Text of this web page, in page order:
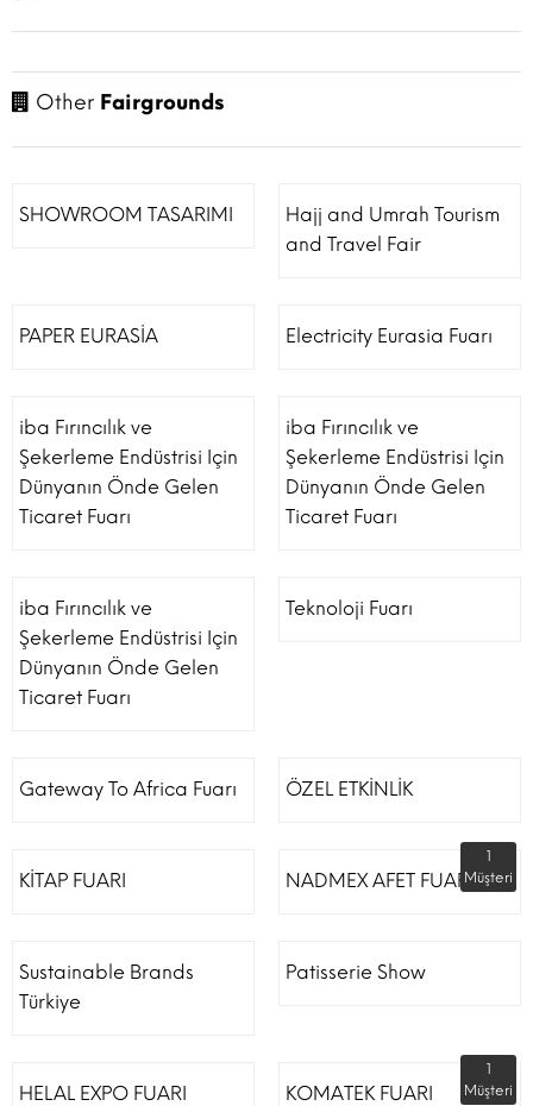
Other Fairgrounds
SHOWROOM TASARIMI
Hajj and Umrah Tourism
and Travel Fair
PAPER EURASİA Electricity Eurasia Fuarı
iba Fırıncılık ve
Şekerleme Endüstrisi Için
Dünyanın Önde Gelen
Ticaret Fuarı
iba Fırıncılık ve
Şekerleme Endüstrisi Için
Dünyanın Önde Gelen
Ticaret Fuarı
iba Fırıncılık ve
Şekerleme Endüstrisi Için
Dünyanın Önde Gelen
Ticaret Fuarı
Teknoloji Fuarı
Gateway To Africa Fuarı ÖZEL ETKİNLİK
KİTAP FUARI NADMEX AFET FUARI
1
Müşteri
Sustainable Brands
Türkiye
Patisserie Show
HELAL EXPO FUARI KOMATEK FUARI
1
Müşteri